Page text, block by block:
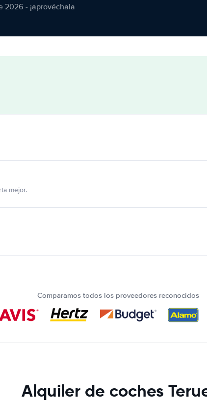
2026 - ¡aprovéchala
mejor.
Comparamos todos los proveedores reconocidos
Alquiler de coches